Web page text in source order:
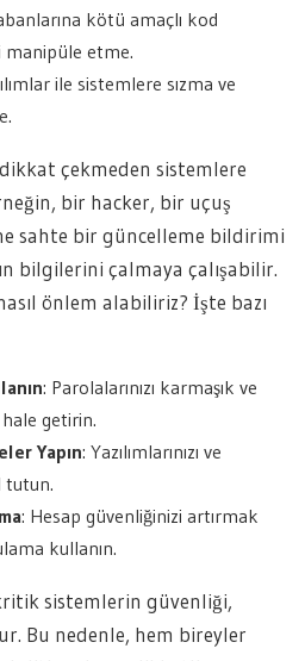
kötü amaçlı kod
etme.
ile sistemlere sızma ve
çekmeden sistemlere
bir hacker, bir uçuş
sahte bir güncelleme bildirimi
bilgilerini çalmaya çalışabilir.
önlem alabiliriz? İşte bazı
: Parolalarınızı karmaşık ve
getirin.
Yapın: Yazılımlarınızı ve
tutun.
: Hesap güvenliğinizi artırmak
kullanın.
sistemlerin güvenliği,
Bu nedenle, hem bireyler